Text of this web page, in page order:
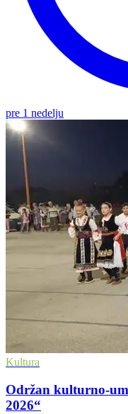
pre 1 nedelju
Kultura
Održan kulturno-
2026“